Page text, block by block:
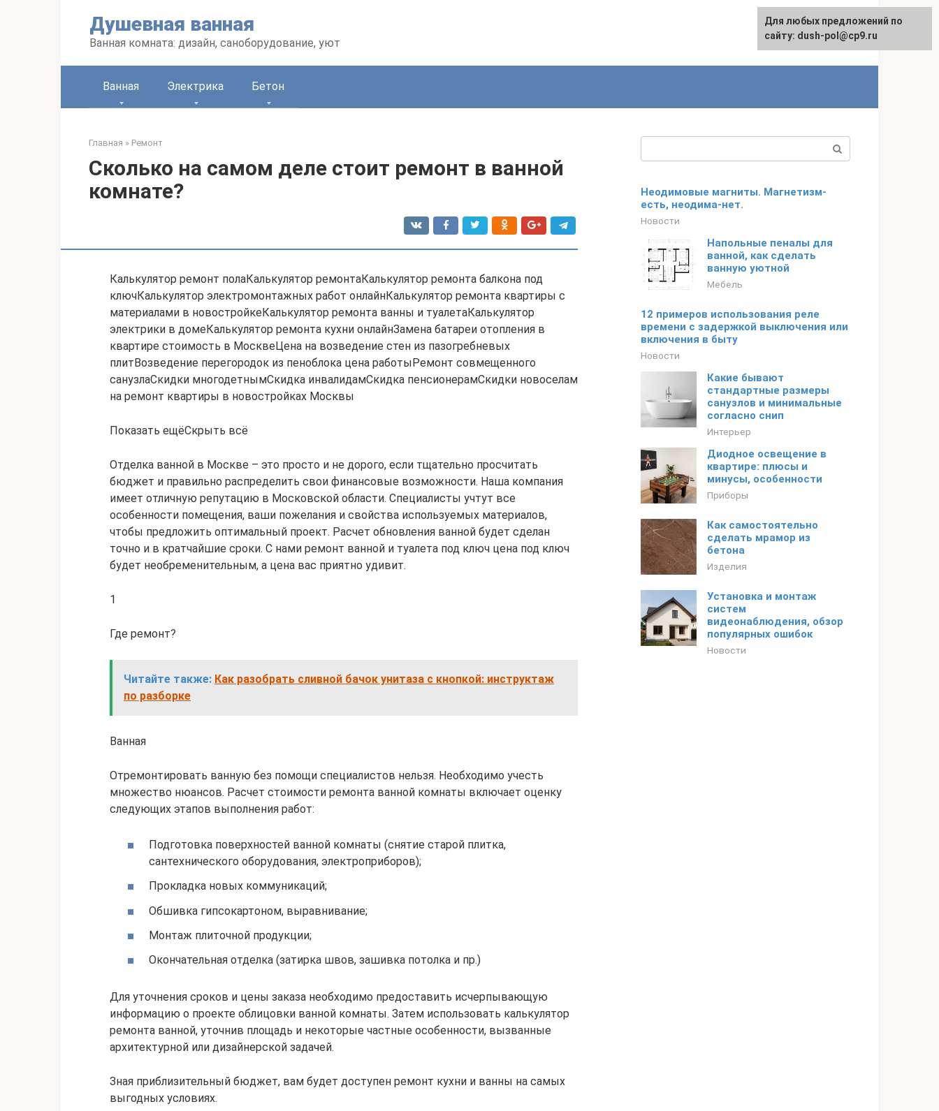
Душевная ванная
Ванная комната: дизайн, саноборудование, уют
Ванная Электрика Бетон
Главная » Ремонт
Сколько на самом деле стоит ремонт в ванной
комнате?
Калькулятор ремонт полаКалькулятор ремонтаКалькулятор ремонта балкона под
ключКалькулятор электромонтажных работ онлайнКалькулятор ремонта квартиры с
материалами в новостройкеКалькулятор ремонта ванны и туалетаКалькулятор
электрики в домеКалькулятор ремонта кухни онлайнЗамена батареи отопления в
квартире стоимость в МосквеЦена на возведение стен из пазогребневых
плитВозведение перегородок из пеноблока цена работыРемонт совмещенного
санузлаСкидки многодетнымСкидка инвалидамCкидка пенсионерамСкидки новоселам
на ремонт квартиры в новостройках Москвы
Показать ещёСкрыть всё
Отделка ванной в Москве – это просто и не дорого, если тщательно просчитать
бюджет и правильно распределить свои финансовые возможности. Наша компания
имеет отличную репутацию в Московской области. Специалисты учтут все
особенности помещения, ваши пожелания и свойства используемых материалов,
чтобы предложить оптимальный проект. Расчет обновления ванной будет сделан
точно и в кратчайшие сроки. С нами ремонт ванной и туалета под ключ цена под ключ
будет необременительным, а цена вас приятно удивит.
1
Где ремонт?
Читайте также: Как разобрать сливной бачок унитаза с кнопкой: инструктаж
по разборке
Ванная
Отремонтировать ванную без помощи специалистов нельзя. Необходимо учесть
множество нюансов. Расчет стоимости ремонта ванной комнаты включает оценку
следующих этапов выполнения работ:
Подготовка поверхностей ванной комнаты (снятие старой плитка,
сантехнического оборудования, электроприборов);
Прокладка новых коммуникаций;
Обшивка гипсокартоном, выравнивание;
Монтаж плиточной продукции;
Окончательная отделка (затирка швов, зашивка потолка и пр.)
Для уточнения сроков и цены заказа необходимо предоставить исчерпывающую
информацию о проекте облицовки ванной комнаты. Затем использовать калькулятор
ремонта ванной, уточнив площадь и некоторые частные особенности, вызванные
архитектурной или дизайнерской задачей.
Зная приблизительный бюджет, вам будет доступен ремонт кухни и ванны на самых
выгодных условиях.
Неодимовые магниты. Магнетизм-
есть, неодима-нет.
Новости
Напольные пеналы для
ванной, как сделать
ванную уютной
Мебель
12 примеров использования реле
времени с задержкой выключения или
включения в быту
Новости
Какие бывают
стандартные размеры
санузлов и минимальные
согласно снип
Интерьер
Диодное освещение в
квартире: плюсы и
минусы, особенности
Приборы
Как самостоятельно
сделать мрамор из
бетона
Изделия
Установка и монтаж
систем
видеонаблюдения, обзор
популярных ошибок
Новости
Для любых предложений по
сайту: dush-pol@cp9.ru